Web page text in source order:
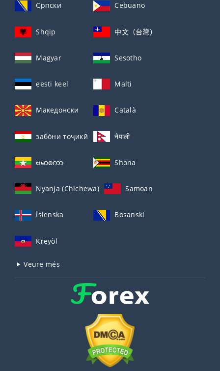
Српски Cebuano
Shqip 中文（台灣）
Magyar Sesotho
eesti keel Malti
Македонски Català
забо́ни тоҷикӣ́ नेपाली
ဗမာစကာ Shona
Nyanja (Chichewa) Samoan
Íslenska Bosanski
Kreyòl
Veure més